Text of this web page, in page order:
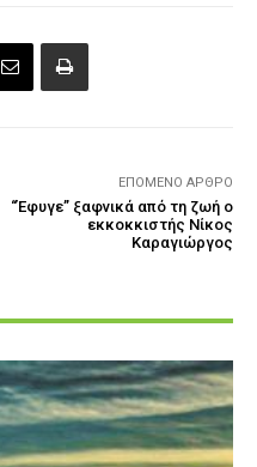
ΕΠΌΜΕΝΟ ΆΡΘΡΟ
“Έφυγε” ξαφνικά από τη ζωή ο
εκκοκκιστής Νίκος
Καραγιώργος